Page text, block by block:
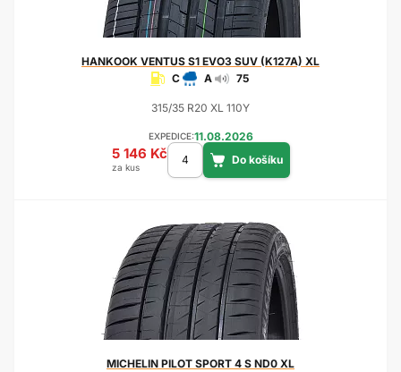
HANKOOK VENTUS S1 EVO3 SUV (K127A) XL
C
A 75
315/35 R20 XL 110Y
EXPEDICE:11.08.2026
5 146 Kč
za kus
MICHELIN PILOT SPORT 4 S ND0 XL